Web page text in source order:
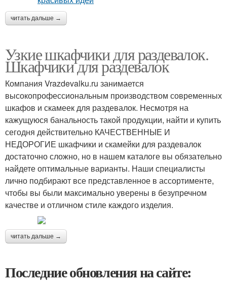
читать дальше →
Узкие шкафчики для раздевалок.
Шкафчики для раздевалок
Компания Vrazdevalku.ru занимается
высокопрофессиональным производством современных
шкафов и скамеек для раздевалок. Несмотря на
кажущуюся банальность такой продукции, найти и купить
сегодня действительно КАЧЕСТВЕННЫЕ И
НЕДОРОГИЕ шкафчики и скамейки для раздевалок
достаточно сложно, но в нашем каталоге вы обязательно
найдете оптимальные варианты. Наши специалисты
лично подбирают все представленное в ассортименте,
чтобы вы были максимально уверены в безупречном
качестве и отличном стиле каждого изделия.
читать дальше →
Последние обновления на сайте: